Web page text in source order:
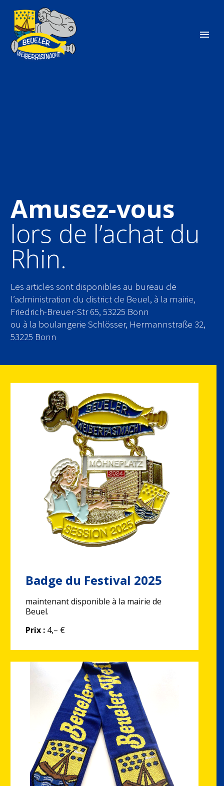
Amusez-vous
lors de l’achat du
Rhin.
Les articles sont disponibles au bureau de
l’administration du district de Beuel, à la mairie,
Friedrich-Breuer-Str 65, 53225 Bonn
ou à la boulangerie Schlösser, Hermannstraße 32,
53225 Bonn
Badge du Festival 2025
maintenant disponible à la mairie de
Beuel.
Prix : 4,– €